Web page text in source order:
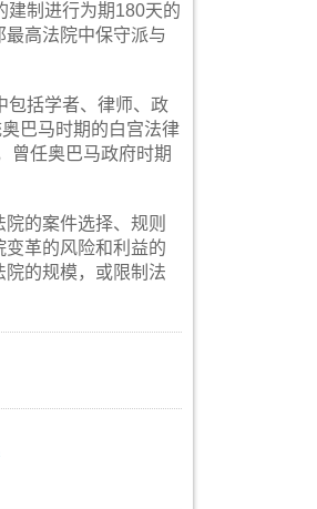
制进行为期180天的
高法院中保守派与
括学者、律师、政
巴马时期的白宫法律
曾任奥巴马政府时期
的案件选择、规则
革的风险和利益的
的规模，或限制法